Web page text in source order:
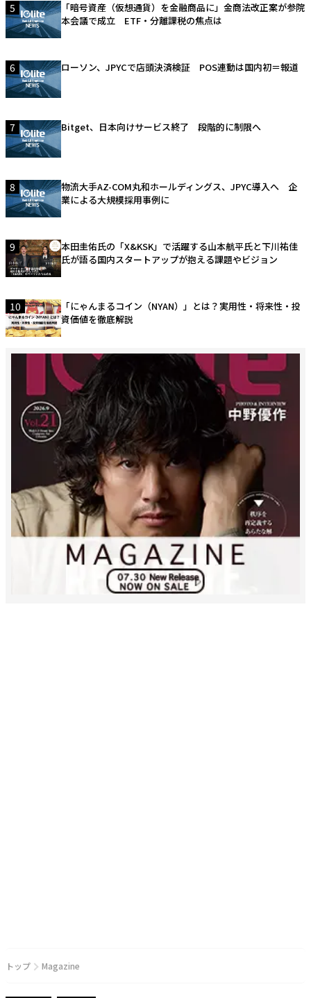
5
「暗号資産（仮想通貨）を金融商品に」金商法改正案が参院
本会議で成立 ETF・分離課税の焦点は
6 ローソン、JPYCで店頭決済検証 POS連動は国内初＝報道
7 Bitget、日本向けサービス終了 段階的に制限へ
8
物流大手AZ-COM丸和ホールディングス、JPYC導入へ 企
業による大規模採用事例に
9
本田圭佑氏の「X&KSK」で活躍する山本航平氏と下川祐佳
氏が語る国内スタートアップが抱える課題やビジョン
10
「にゃんまるコイン（NYAN）」とは？実用性・将来性・投
資価値を徹底解説
トップ Magazine